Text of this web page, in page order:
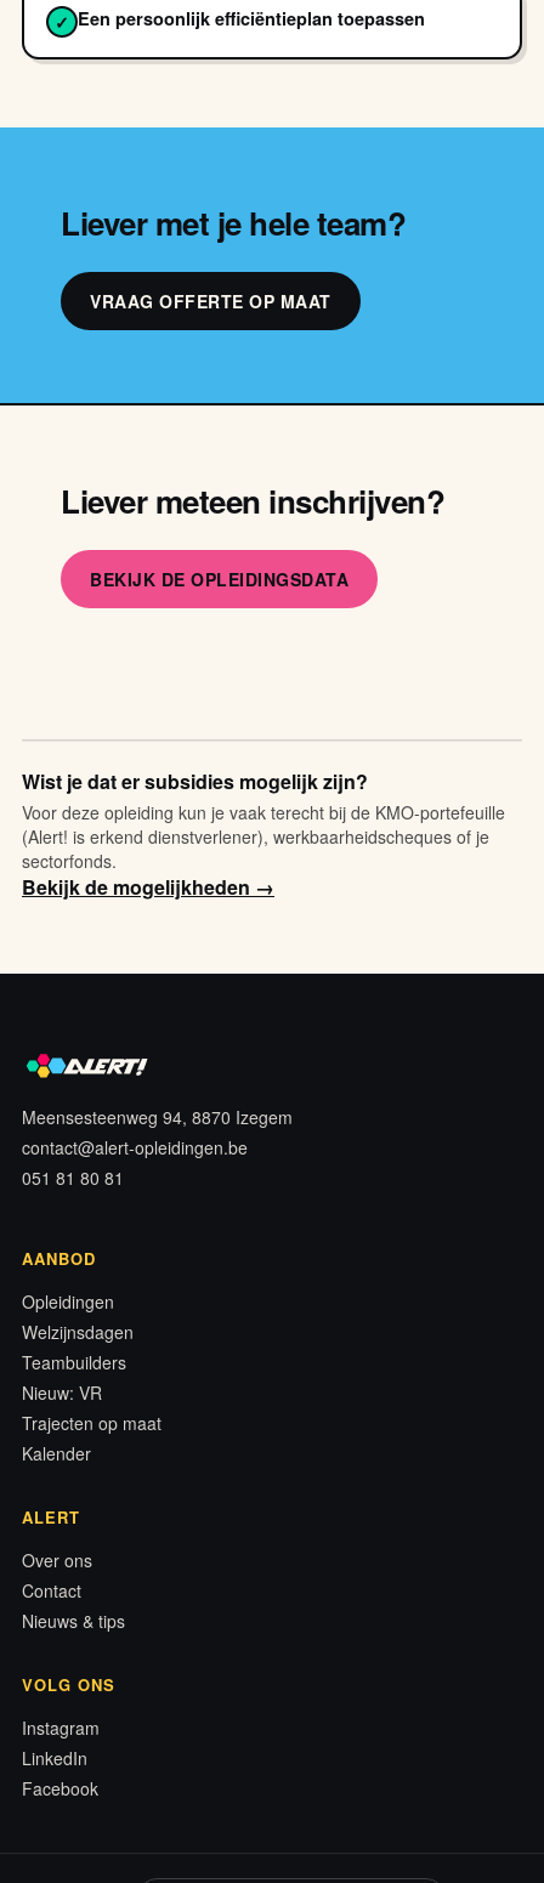
✓ Een persoonlijk efficiëntieplan toepassen
Liever met je hele team?
VRAAG OFFERTE OP MAAT
Liever meteen inschrijven?
BEKIJK DE OPLEIDINGSDATA
Wist je dat er subsidies mogelijk zijn?
Voor deze opleiding kun je vaak terecht bij de KMO-portefeuille
(Alert! is erkend dienstverlener), werkbaarheidscheques of je
sectorfonds.
Bekijk de mogelijkheden →
Meensesteenweg 94, 8870 Izegem
contact@alert-opleidingen.be
051 81 80 81
AANBOD
Opleidingen
Welzijnsdagen
Teambuilders
Nieuw: VR
Trajecten op maat
Kalender
ALERT
Over ons
Contact
Nieuws & tips
VOLG ONS
Instagram
LinkedIn
Facebook